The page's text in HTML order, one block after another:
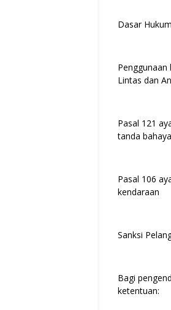
Dasar Hukum
Lintas dan
Pasal 121
tanda bahaya
Pasal 106
kendaraan
Sanksi
Bagi
ketentuan: